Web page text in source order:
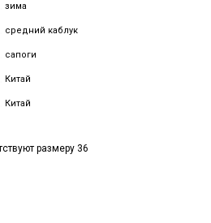
зима
средний каблук
сапоги
Китай
Китай
размеру 36